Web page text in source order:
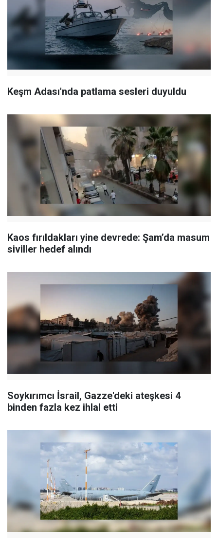
Keşm Adası'nda patlama sesleri duyuldu
Kaos fırıldakları yine devrede: Şam’da masum
siviller hedef alındı
Soykırımcı İsrail, Gazze'deki ateşkesi 4
binden fazla kez ihlal etti